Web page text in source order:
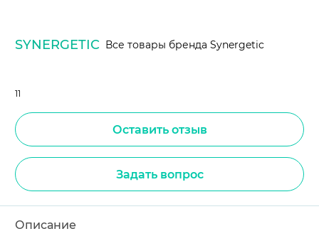
SYNERGETIC Все товары бренда Synergetic
11
Оставить отзыв
Задать вопрос
Описание